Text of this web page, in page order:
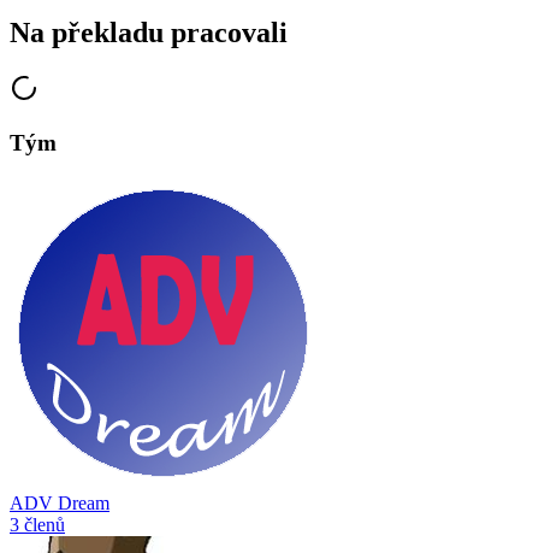
Na překladu pracovali
Tým
ADV Dream
3 členů